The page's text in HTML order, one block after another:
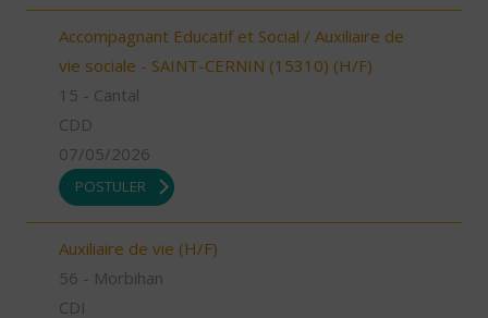
Accompagnant Educatif et Social / Auxiliaire de
vie sociale - SAINT-CERNIN (15310) (H/F)
15 - Cantal
CDD
07/05/2026
POSTULER
Auxiliaire de vie (H/F)
56 - Morbihan
CDI